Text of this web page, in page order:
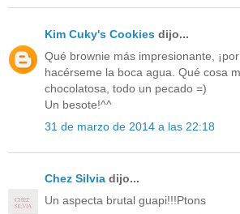
Kim Cuky's Cookies dijo...
Qué brownie más impresionante,
hacérseme la boca agua. Qué cosa
chocolatosa, todo un pecado =)
Un besote!^^
31 de marzo de 2014 a las 22:18
Chez Silvia dijo...
Un aspecta brutal guapi!!!Ptons